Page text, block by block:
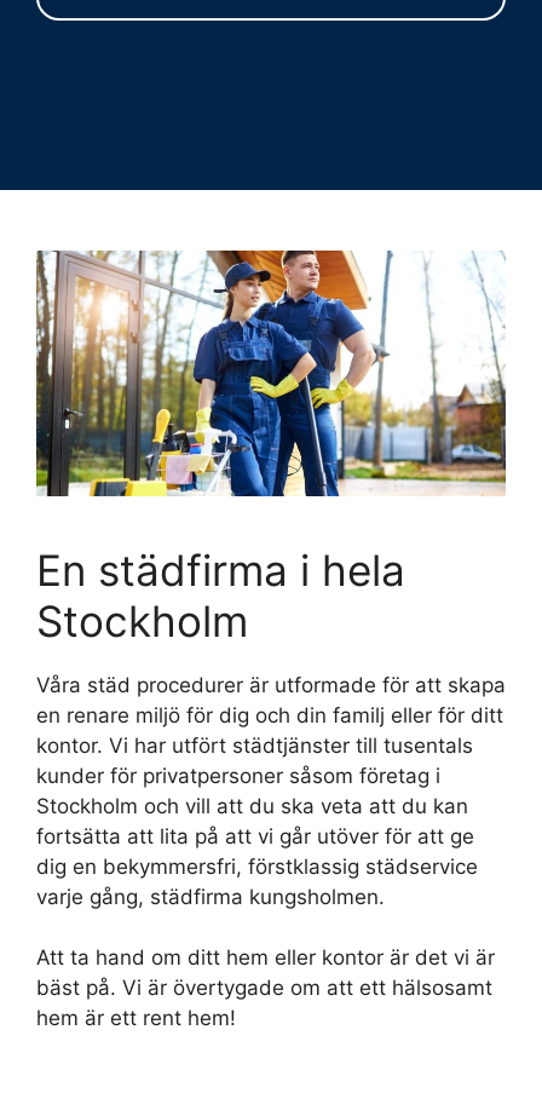
En städfirma i hela
Stockholm
Våra städ procedurer är utformade för att skapa
en renare miljö för dig och din familj eller för ditt
kontor. Vi har utfört städtjänster till tusentals
kunder för privatpersoner såsom företag i
Stockholm och vill att du ska veta att du kan
fortsätta att lita på att vi går utöver för att ge
dig en bekymmersfri, förstklassig städservice
varje gång, städfirma kungsholmen.
Att ta hand om ditt hem eller kontor är det vi är
bäst på. Vi är övertygade om att ett hälsosamt
hem är ett rent hem!